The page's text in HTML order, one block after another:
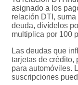
asignado a los
relación DTI,
deuda, divídelos
multiplica por 100
Las deudas que
tarjetas de crédito,
para automóviles.
suscripciones